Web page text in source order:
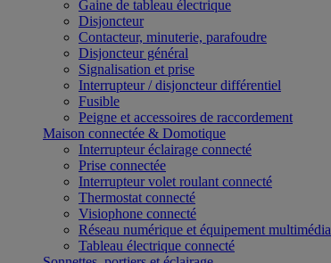
Gaine de tableau électrique
Disjoncteur
Contacteur, minuterie, parafoudre
Disjoncteur général
Signalisation et prise
Interrupteur / disjoncteur différentiel
Fusible
Peigne et accessoires de raccordement
Maison connectée & Domotique
Interrupteur éclairage connecté
Prise connectée
Interrupteur volet roulant connecté
Thermostat connecté
Visiophone connecté
Réseau numérique et équipement multimédia
Tableau électrique connecté